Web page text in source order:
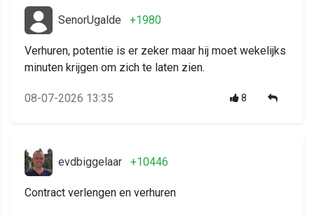
SenorUgalde +1980
Verhuren, potentie is er zeker maar hij moet wekelijks
minuten krijgen om zich te laten zien.
08-07-2026 13:35 8
evdbiggelaar +10446
Contract verlengen en verhuren